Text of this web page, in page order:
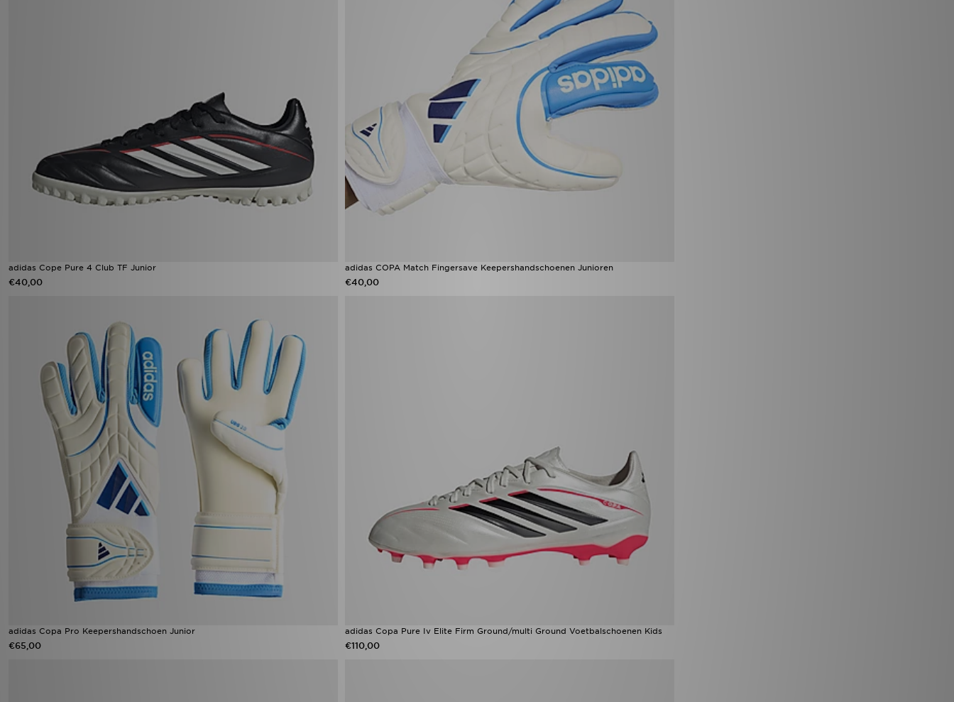
adidas Cope Pure 4 Club TF Junior
€40,00
adidas COPA Match Fingersave Keepershandschoenen Junioren
€40,00
adidas Copa Pro Keepershandschoen Junior
€65,00
adidas Copa Pure Iv Elite Firm Ground/multi Ground Voetbalschoenen Kids
€110,00